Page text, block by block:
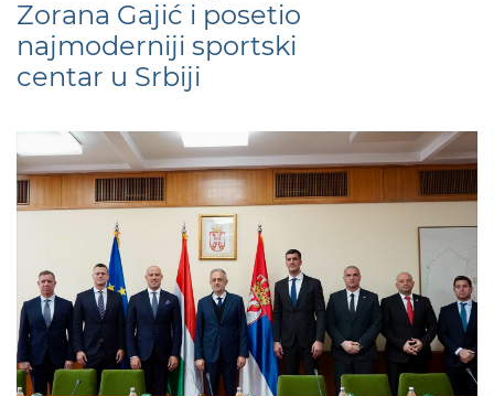
Zorana Gajić i posetio
najmoderniji sportski
centar u Srbiji